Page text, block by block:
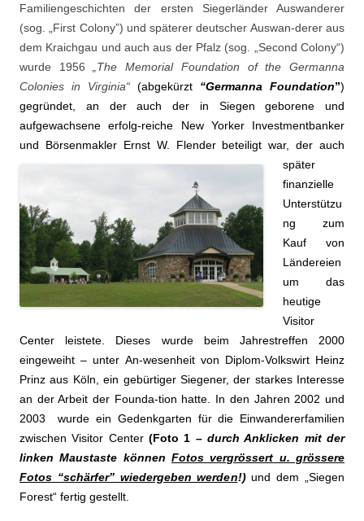
Familiengeschichten der ersten Siegerländer Auswanderer
(sog. „First Colony”) und späterer deutscher Auswan-derer aus
dem Kraichgau und auch aus der Pfalz (sog. „Second Colony“)
wurde 1956
„The Memorial Foundation of the Germanna
Colonies in Virginia“ (abgekürzt “Germanna Foundation”)
gegründet, an der auch der in Siegen geborene und
aufgewachsene erfolg-reiche New Yorker Investmentbanker
und Börsenmakler Ernst W. Flender beteiligt war,der auch
später
finanzielle
Unterstützu
ng zum
Kauf von
Ländereien
um das
heutige
Visitor
Center leistete. Dieses wurde beim Jahrestreffen 2000
eingeweiht – unter An-wesenheit von Diplom-Volkswirt Heinz
Prinz aus Köln, ein gebürtiger Siegener, der starkes Interesse
an der Arbeit der Founda-tion hatte. In den Jahren 2002 und
2003
wurde ein Gedenkgarten für die Einwandererfamilien
zwischen Visitor Center (Foto 1 – durch Anklicken mit der
linken Maustaste können Fotos vergrössert u. grössere
Fotos “schärfer” wiedergeben werden!)und dem „Siegen
Forest“ fertig gestellt